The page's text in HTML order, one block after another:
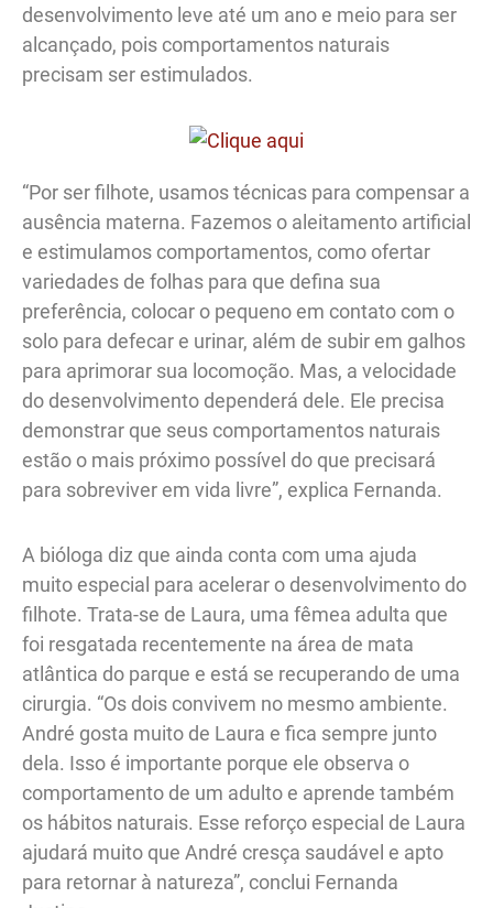
desenvolvimento leve até um ano e meio para ser
alcançado, pois comportamentos naturais
precisam ser estimulados.
“Por ser filhote, usamos técnicas para compensar a
ausência materna. Fazemos o aleitamento artificial
e estimulamos comportamentos, como ofertar
variedades de folhas para que defina sua
preferência, colocar o pequeno em contato com o
solo para defecar e urinar, além de subir em galhos
para aprimorar sua locomoção. Mas, a velocidade
do desenvolvimento dependerá dele. Ele precisa
demonstrar que seus comportamentos naturais
estão o mais próximo possível do que precisará
para sobreviver em vida livre”, explica Fernanda.
A bióloga diz que ainda conta com uma ajuda
muito especial para acelerar o desenvolvimento do
filhote. Trata-se de Laura, uma fêmea adulta que
foi resgatada recentemente na área de mata
atlântica do parque e está se recuperando de uma
cirurgia. “Os dois convivem no mesmo ambiente.
André gosta muito de Laura e fica sempre junto
dela. Isso é importante porque ele observa o
comportamento de um adulto e aprende também
os hábitos naturais. Esse reforço especial de Laura
ajudará muito que André cresça saudável e apto
para retornar à natureza”, conclui Fernanda